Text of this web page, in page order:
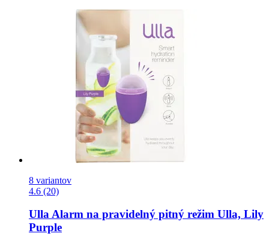
8 variantov
4.6 (20)
UllaAlarm na pravidelný pitný režim Ulla, Lily
Purple